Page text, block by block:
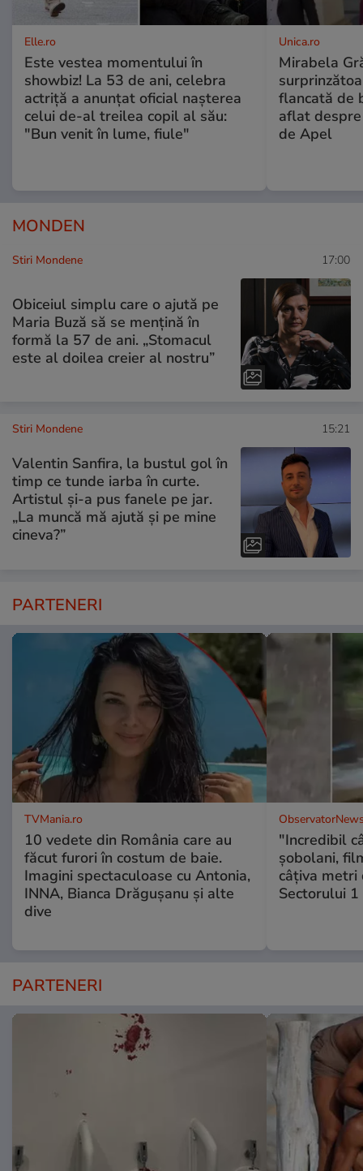
Elle.ro
Este vestea momentului în
showbiz! La 53 de ani, celebra
actriță a anunțat oficial nașterea
celui de-al treilea copil al său:
"Bun venit în lume, fiule"
Unica.ro
Mirabela
flancată de
aflat
de Apel
MONDEN
Stiri Mondene 17:00
Obiceiul simplu care o ajută pe
Maria Buză să se mențină în
formă la 57 de ani. „Stomacul
este al doilea creier al nostru”
Stiri Mondene 15:21
Valentin Sanfira, la bustul gol în
timp ce tunde iarba în curte.
Artistul și-a pus fanele pe jar.
„La muncă mă ajută și pe mine
cineva?”
PARTENERI
TVMania.ro
10 vedete din România care au
făcut furori în costum de baie.
Imagini spectaculoase cu Antonia,
INNA, Bianca Drăgușanu și alte
dive
"Incredibil
șobolani,
câțiva metri
Sectorului 1
PARTENERI